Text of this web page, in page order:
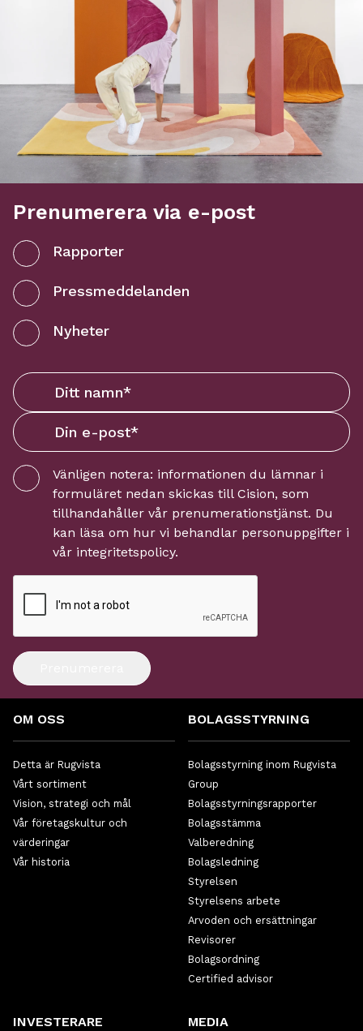
Prenumerera via e-post
Rapporter
Pressmeddelanden
Nyheter
Vänligen notera: informationen du lämnar i
formuläret nedan skickas till Cision, som
tillhandahåller vår prenumerationstjänst. Du
kan läsa om hur vi behandlar personuppgifter i
vår integritetspolicy.
OM OSS
Detta är Rugvista
Vårt sortiment
Vision, strategi och mål
Vår företagskultur och
värderingar
Vår historia
BOLAGSSTYRNING
Bolagsstyrning inom Rugvista
Group
Bolagsstyrningsrapporter
Bolagsstämma
Valberedning
Bolagsledning
Styrelsen
Styrelsens arbete
Arvoden och ersättningar
Revisorer
Bolagsordning
Certified advisor
INVESTERARE MEDIA